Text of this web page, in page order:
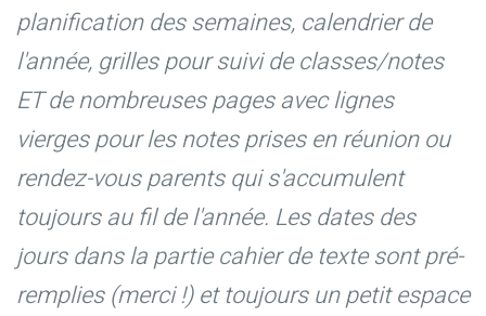
planification des semaines, calendrier de
l'année, grilles pour suivi de classes/notes
ET de nombreuses pages avec lignes
vierges pour les notes prises en réunion ou
rendez-vous parents qui s'accumulent
toujours au fil de l'année. Les dates des
jours dans la partie cahier de texte sont pré-
remplies (merci !) et toujours un petit espace